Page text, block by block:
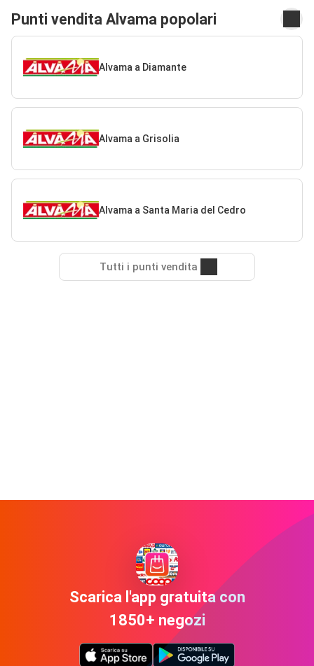
Punti vendita Alvama popolari
Alvama a Diamante
Alvama a Grisolia
Alvama a Santa Maria del Cedro
Tutti i punti vendita
Scarica l'app gratuita con
1850+ negozi